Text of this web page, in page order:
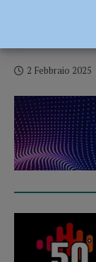
2 Febbraio 2025